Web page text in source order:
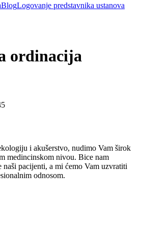
BlogLogovanje predstavnika ustanova
ordinacija
i akušerstvo, nudimo Vam širok
medincinskom nivou. Bice nam
naši pacijenti, a mi ćemo Vam uzvratiti
odnosom.